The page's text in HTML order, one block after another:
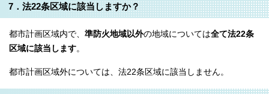
7．法22条区域に該当しますか？
都市計画区域内で、 準防火地域以外の地域については全て法22条
区域に該当します。
都市計画区域外については、法22条区域に該当しません。